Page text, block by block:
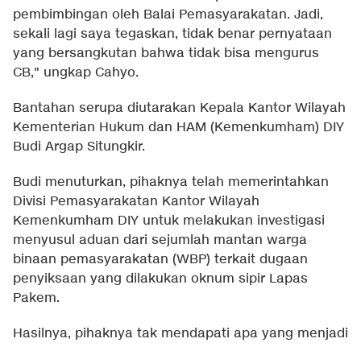
pembimbingan oleh Balai Pemasyarakatan. Jadi,
sekali lagi saya tegaskan, tidak benar pernyataan
yang bersangkutan bahwa tidak bisa mengurus
CB," ungkap Cahyo.
Bantahan serupa diutarakan Kepala Kantor Wilayah
Kementerian Hukum dan HAM (Kemenkumham) DIY
Budi Argap Situngkir.
Budi menuturkan, pihaknya telah memerintahkan
Divisi Pemasyarakatan Kantor Wilayah
Kemenkumham DIY untuk melakukan investigasi
menyusul aduan dari sejumlah mantan warga
binaan pemasyarakatan (WBP) terkait dugaan
penyiksaan yang dilakukan oknum sipir Lapas
Pakem.
Hasilnya, pihaknya tak mendapati apa yang menjadi